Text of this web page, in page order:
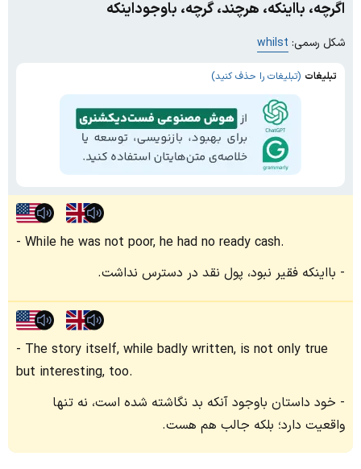
اگرچه، بااینکه، هرچند، گرچه، باوجوداینکه
شکل رسمی: whilst
تبلیغات (تبلیغات را حذف کنید)
While he was not poor, he had no ready cash.
بااینکه فقیر نبود، پول نقد در دسترس نداشت.
The story itself, while badly written, is not only true
but interesting, too.
خود داستان باوجود آنکه بد نگاشته شده است، نه تنها
واقعیت دارد؛ بلکه جالب هم هست.